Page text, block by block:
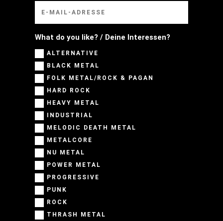
What do you like? / Deine Interessen?
ALTERNATIVE
BLACK METAL
FOLK METAL/ROCK & PAGAN
HARD ROCK
HEAVY METAL
INDUSTRIAL
MELODIC DEATH METAL
METALCORE
NU METAL
POWER METAL
PROGRESSIVE
PUNK
ROCK
THRASH METAL